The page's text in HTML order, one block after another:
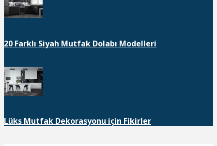
20 Farklı Siyah Mutfak Dolabı Modelleri
Lüks Mutfak Dekorasyonu için Fikirler